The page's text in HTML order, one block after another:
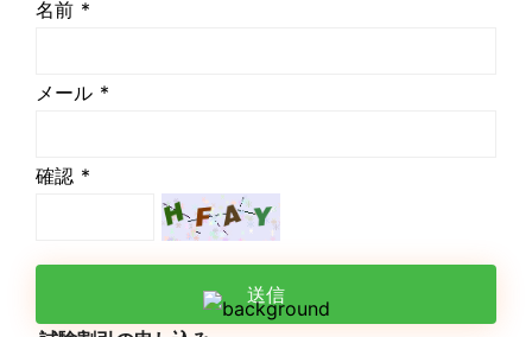
名前 *
メール *
確認 *
送信